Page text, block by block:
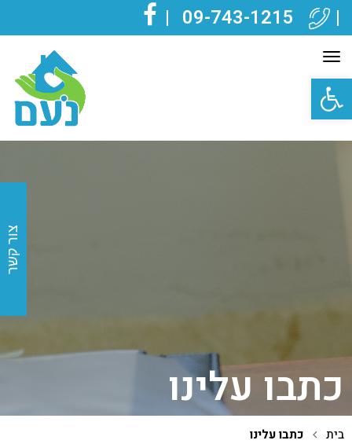
פתח סרגל נגישות
|
09-743-1215
|
FACEBOOK
תפריט
כתבו עלינו
בית כתבו עלינו
צור קשר